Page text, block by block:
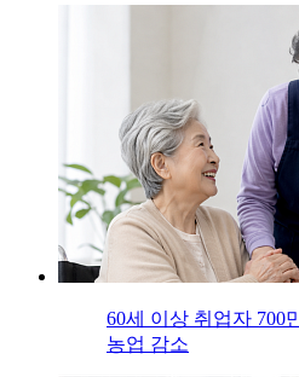
60세 이상 취업자 700
농업 감소